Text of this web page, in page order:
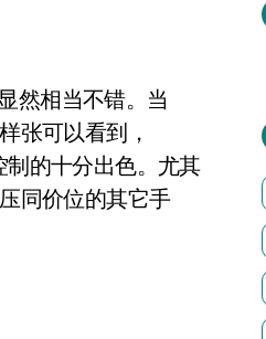
然相当不错。当
张可以看到，
制的十分出色。尤其
同价位的其它手